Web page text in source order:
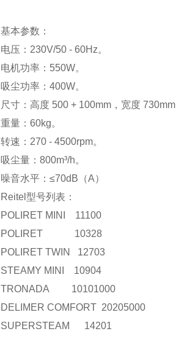
基本参数：
电压：230V/50 - 60Hz。
电机功率：550W。
吸尘功率：400W。
尺寸：高度 500 + 100mm，宽度 730mm
重量：60kg。
转速：270 - 4500rpm。
吸尘量：800m³/h。
噪音水平：≤70dB（A）
Reitel型号列表：
POLIRET MINI 11100
POLIRET 10328
POLIRET TWIN 12703
STEAMY MINI 10904
TRONADA 10101000
DELIMER COMFORT 20205000
SUPERSTEAM 14201